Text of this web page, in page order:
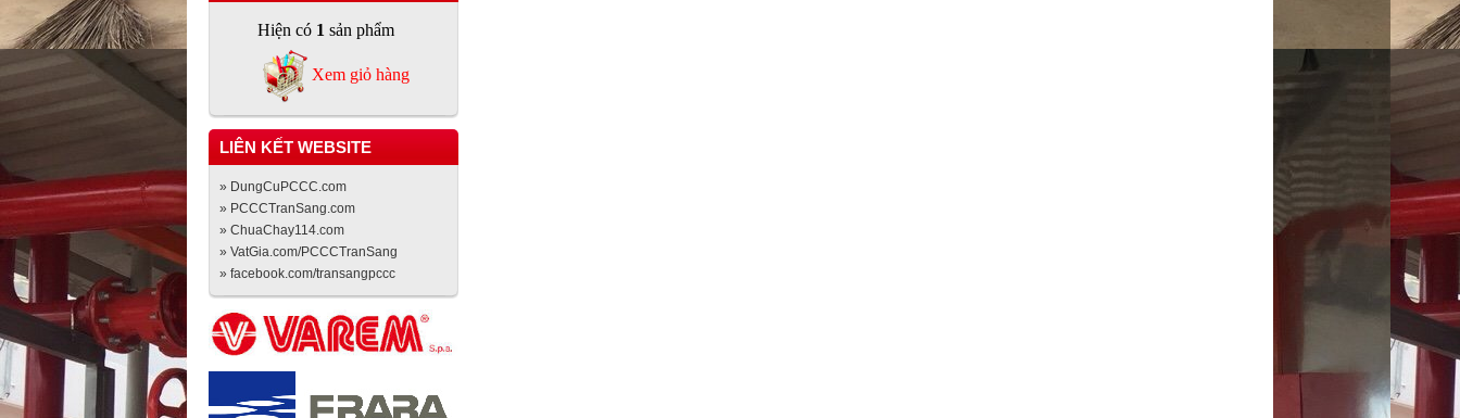
Hiện có 1 sản phẩm
Xem giỏ hàng
LIÊN KẾT WEBSITE
» DungCuPCCC.com
» PCCCTranSang.com
» ChuaChay114.com
» VatGia.com/PCCCTranSang
» facebook.com/transangpccc